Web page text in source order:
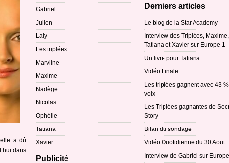
a dû
dans
Derniers articles
Le blog de la Star Academy
Interview des Triplées, Maxime,
Tatiana et Xavier sur Europe 1
Un livre pour Tatiana
Vidéo Finale
Les triplées gagnent avec 43
voix
Les Triplées gagnantes de
Story
Bilan du sondage
Vidéo Quotidienne du 30 Aout
Interview de Gabriel sur
Gabriel
Julien
Laly
Les triplées
Maryline
Maxime
Nadège
Nicolas
Ophélie
Tatiana
Xavier
Publicité